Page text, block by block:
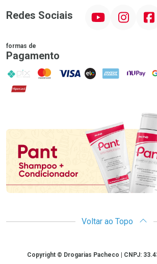
Redes Sociais Instagram
formas de
Pagamento
PIX MasterCard
VISA ELO AMEX NuPay
Hipercard
Promoção em Destaque
Voltar ao Topo
CopyrightCopyright © Drogarias Pacheco | CNPJ: